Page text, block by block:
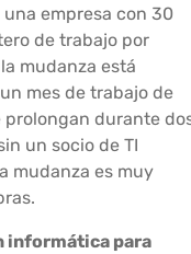
empresa con 30
de trabajo por
mudanza está
mes de trabajo de
prolongan durante
un socio de TI
mudanza es muy
informática para